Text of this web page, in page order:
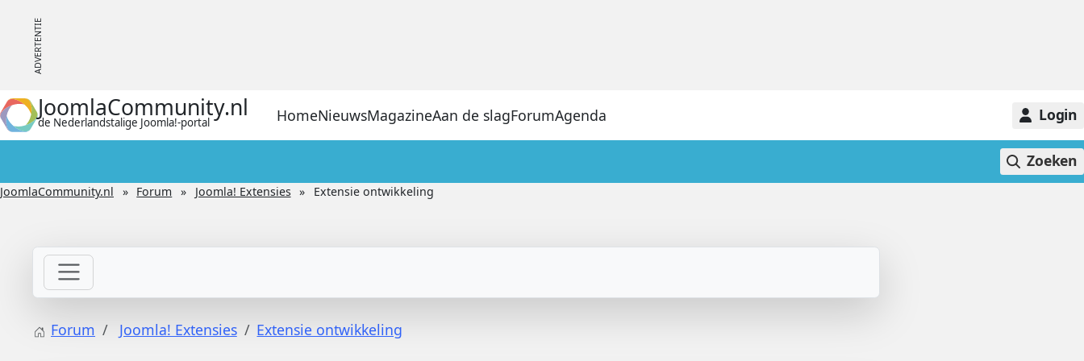
JoomlaCommunity.nl
de Nederlandstalige Joomla!-portal HomeNieuwsMagazineAan de slagForumAgenda Login
Zoeken
JoomlaCommunity.nl Forum Joomla! Extensies Extensie ontwikkeling
Forum Joomla! Extensies Extensie ontwikkeling